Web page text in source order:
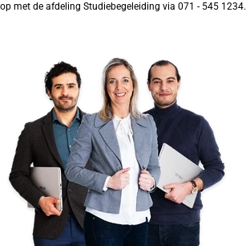
op met de afdeling Studiebegeleiding via 071 - 545 1234.